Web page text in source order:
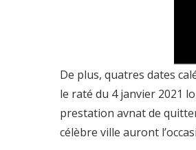
De plus, quatres dates
le raté du 4 janvier 2021
prestation avnat de
célèbre ville auront